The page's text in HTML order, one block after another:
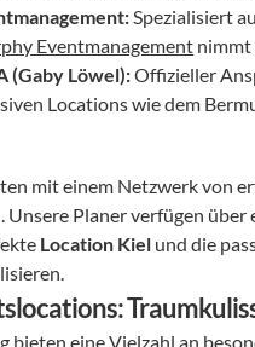
Spezialisiert
Eventmanagement nimmt
(Gaby Löwel): Offizieller
Locations wie dem
mit einem Netzwerk von
Planer verfügen
Location Kiel und die
bieten eine Vielzahl an